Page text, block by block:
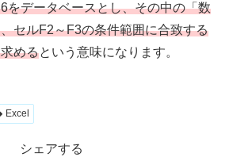
をデータベースとし、その中の「数
セルF2～F3の条件範囲に合致する
めるという意味になります。
Excel
シェアする